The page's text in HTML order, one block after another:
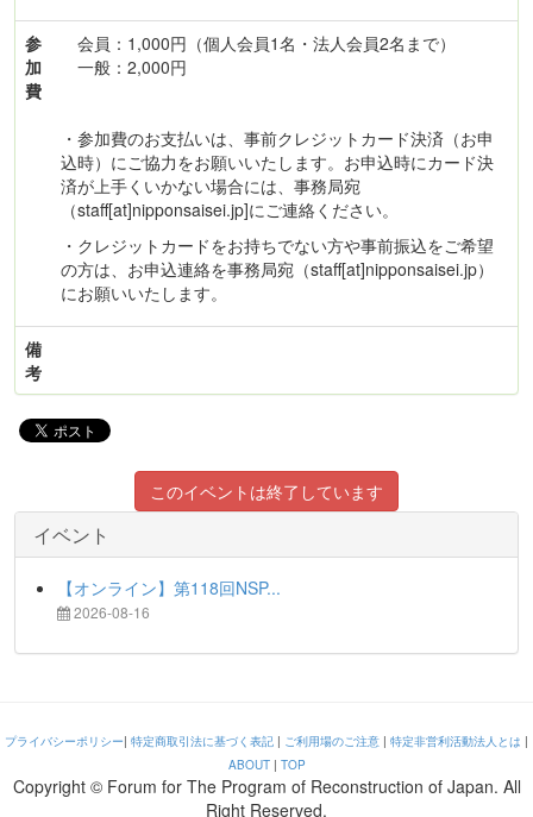
参
加
費
会員：1,000円（個人会員1名・法人会員2名まで）
一般：2,000円
・参加費のお支払いは、事前クレジットカード決済（お申
込時）にご協力をお願いいたします。お申込時にカード決
済が上手くいかない場合には、事務局宛
（staff[at]nipponsaisei.jp]にご連絡ください。
・クレジットカードをお持ちでない方や事前振込をご希望
の方は、お申込連絡を事務局宛（staff[at]nipponsaisei.jp）
にお願いいたします。
備
考
このイベントは終了しています
イベント
【オンライン】第118回NSP...
2026-08-16
プライバシーポリシー| 特定商取引法に基づく表記 | ご利用場のご注意 | 特定非営利活動法人とは |
ABOUT| TOP
Copyright © Forum for The Program of Reconstruction of Japan. All
Right Reserved.